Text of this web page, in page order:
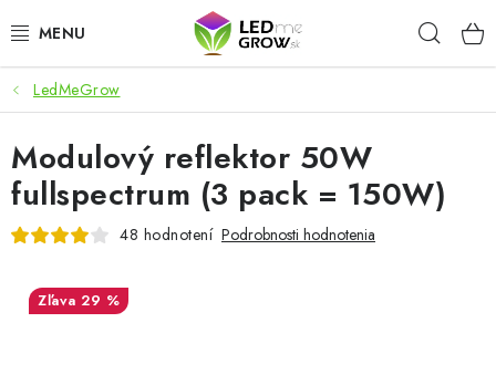
na
AKCIE
LED OSVETLENIE PRE RASTLINY
PESTOVATEĽSKÉ POTREBY
LedMeGrow
Modulový reflektor 50W
fullspectrum (3 pack = 150W)
48 hodnotení Podrobnosti hodnotenia
29 %